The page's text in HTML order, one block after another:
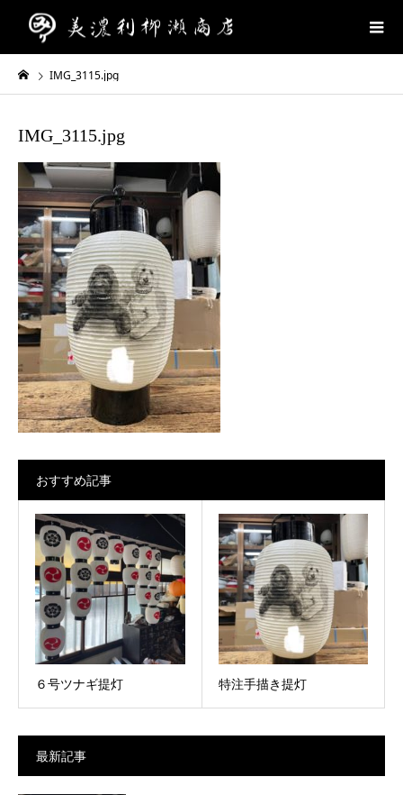
IMG_3115.jpg
IMG_3115.jpg
おすすめ記事
６号ツナギ提灯 特注手描き提灯
最新記事